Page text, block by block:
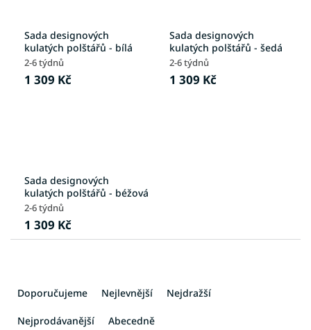
Sada designových
kulatých polštářů - bílá
2-6 týdnů
1 309 Kč
Sada designových
kulatých polštářů - šedá
2-6 týdnů
1 309 Kč
Sada designových
kulatých polštářů - béžová
2-6 týdnů
1 309 Kč
Doporučujeme Nejlevnější Nejdražší
Nejprodávanější Abecedně